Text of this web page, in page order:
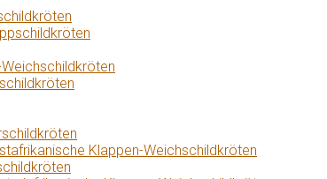
Klappen-Weichschildkröten